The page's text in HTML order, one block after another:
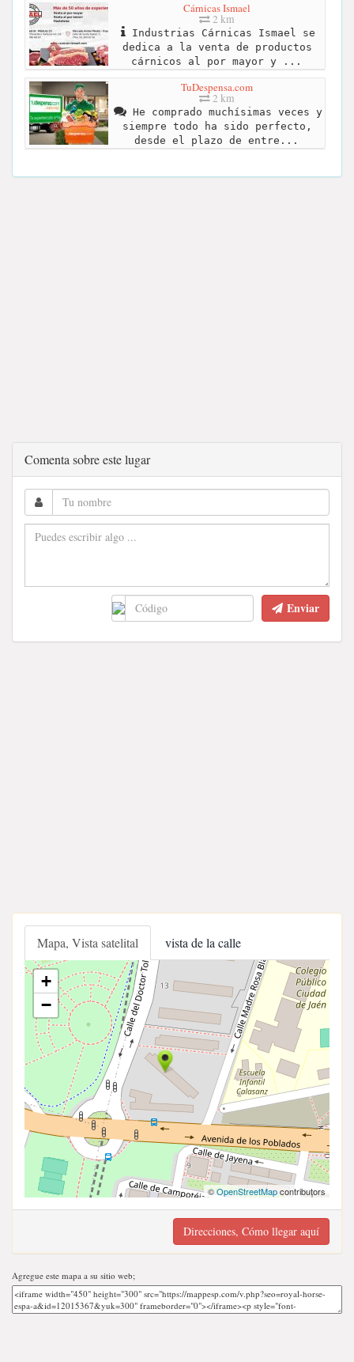
Cárnicas Ismael
2 km
Industrias Cárnicas Ismael se
dedica a la venta de productos
cárnicos al por mayor y ...
TuDespensa.com
2 km
He comprado muchísimas veces y
siempre todo ha sido perfecto,
desde el plazo de entre...
Comenta sobre este lugar
Enviar
Mapa, Vista satelital vista de la calle
+
−
©OpenStreetMapcontributors
Direcciones, Cómo llegar aquí
Agregue este mapa a su sitio web;